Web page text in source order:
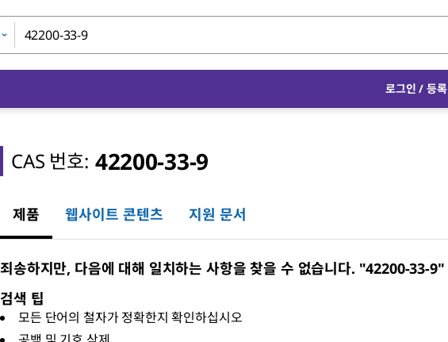
로그인 / 등록
CAS 번호: 42200-33-9
제품 웹사이트 콘텐츠 지원 문서
죄송하지만, 다음에 대해 일치하는 사항을 찾을 수 없습니다. "42200-33-9"
검색 팁
모든 단어의 철자가 정확한지 확인하십시오